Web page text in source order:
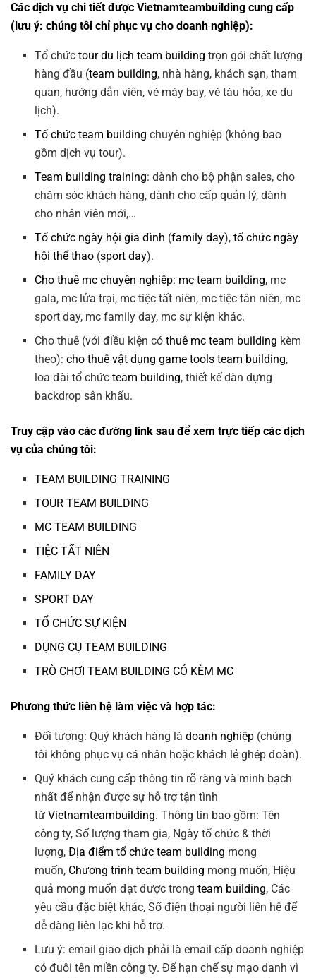
Các dịch vụ chi tiết được Vietnamteambuilding cung cấp
(lưu ý: chúng tôi chỉ phục vụ cho doanh nghiệp):
Tổ chứctour du lịch team building trọn gói chất lượng
hàng đầu (team building, nhà hàng, khách sạn, tham
quan, hướng dẫn viên, vé máy bay, vé tàu hỏa, xe du
lịch).
Tổ chức team building chuyên nghiệp (không bao
gồm dịch vụ tour).
Team building training: dành cho bộ phận sales, cho
chăm sóc khách hàng, dành cho cấp quản lý, dành
cho nhân viên mới,…
Tổ chức ngày hội gia đình (family day),tổ chức ngày
hội thể thao (sport day).
Cho thuê mc chuyên nghiệp: mc team building, mc
gala, mc lửa trại, mc tiệc tất niên, mc tiệc tân niên, mc
sport day, mc family day, mc sự kiện khác.
Cho thuê (với điều kiện cóthuê mc team building kèm
theo):cho thuê vật dụng game tools team building,
loa đài tổ chứcteam building, thiết kế dàn dựng
backdrop sân khấu.
Truy cập vào các đường link sau để xem trực tiếp các dịch
vụ của chúng tôi:
TEAM BUILDING TRAINING
TOUR TEAM BUILDING
MC TEAM BUILDING
TIỆC TẤT NIÊN
FAMILY DAY
SPORT DAY
TỔ CHỨC SỰ KIỆN
DỤNG CỤ TEAM BUILDING
TRÒ CHƠI TEAM BUILDING CÓ KÈM MC
Phương thức liên hệ làm việc và hợp tác:
Đối tượng: Quý khách hàng làdoanh nghiệp (chúng
tôi không phục vụ cá nhân hoặc khách lẻ ghép đoàn).
Quý khách cung cấp thông tin rõ ràng và minh bạch
nhất để nhận được sự hỗ trợ tận tình
từVietnamteambuilding. Thông tin bao gồm: Tên
công ty, Số lượng tham gia, Ngày tổ chức & thời
lượng,Địa điểm tổ chức team building mong
muốn, Chương trình team building mong muốn, Hiệu
quả mong muốn đạt được trongteam building, Các
yêu cầu đặc biệt khác, Số điện thoại người liên hệ để
dễ dàng liên lạc khi hỗ trợ.
Lưu ý: email giao dịch phải là email cấp doanh nghiệp
có đuôi tên miền công ty. Để hạn chế sự mạo danh vì